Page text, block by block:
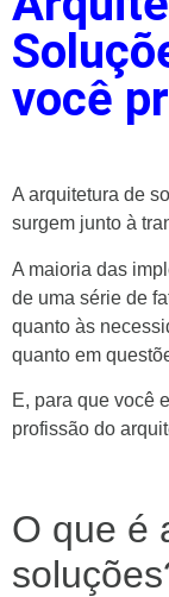
você
A arquitetura de
surgem junto à
A maioria das
de uma série de
quanto às
quanto em
E, para que você
profissão do
O que é